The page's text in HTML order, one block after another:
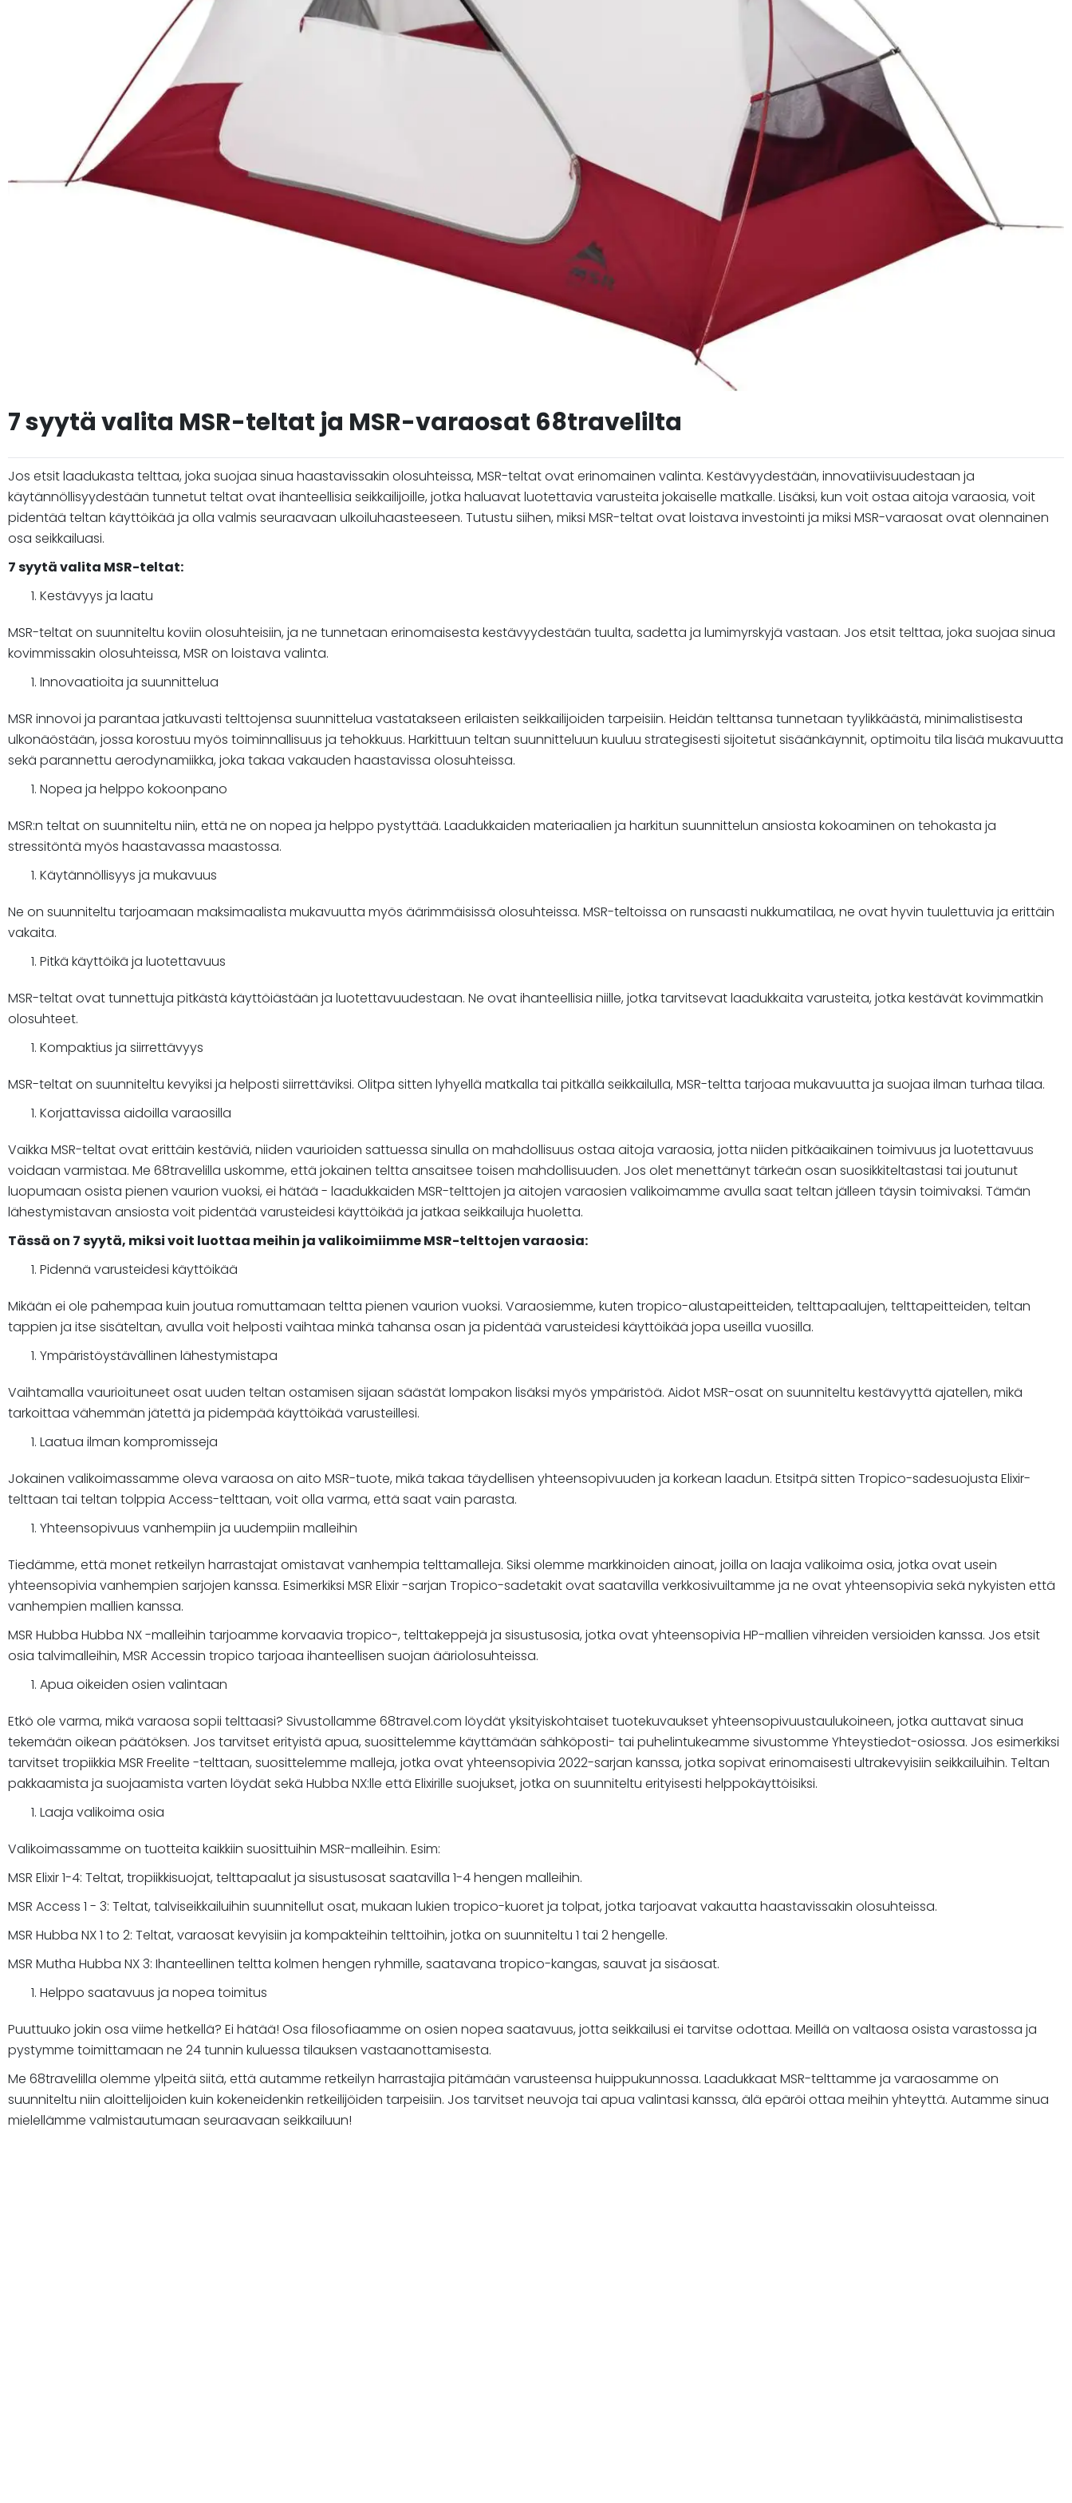
7 syytä valita MSR-teltat ja MSR-varaosat 68travelilta
Jos etsit laadukasta telttaa, joka suojaa sinua haastavissakin olosuhteissa, MSR-teltat ovat erinomainen valinta. Kestävyydestään, innovatiivisuudestaan ja
käytännöllisyydestään tunnetut teltat ovat ihanteellisia seikkailijoille, jotka haluavat luotettavia varusteita jokaiselle matkalle. Lisäksi, kun voit ostaa aitoja varaosia, voit
pidentää teltan käyttöikää ja olla valmis seuraavaan ulkoiluhaasteeseen. Tutustu siihen, miksi MSR-teltat ovat loistava investointi ja miksi MSR-varaosat ovat olennainen
osa seikkailuasi.
7 syytä valita MSR-teltat:
Kestävyys ja laatu
MSR-teltat on suunniteltu koviin olosuhteisiin, ja ne tunnetaan erinomaisesta kestävyydestään tuulta, sadetta ja lumimyrskyjä vastaan. Jos etsit telttaa, joka suojaa sinua
kovimmissakin olosuhteissa, MSR on loistava valinta.
Innovaatioita ja suunnittelua
MSR innovoi ja parantaa jatkuvasti telttojensa suunnittelua vastatakseen erilaisten seikkailijoiden tarpeisiin. Heidän telttansa tunnetaan tyylikkäästä, minimalistisesta
ulkonäöstään, jossa korostuu myös toiminnallisuus ja tehokkuus. Harkittuun teltan suunnitteluun kuuluu strategisesti sijoitetut sisäänkäynnit, optimoitu tila lisää mukavuutta
sekä parannettu aerodynamiikka, joka takaa vakauden haastavissa olosuhteissa.
Nopea ja helppo kokoonpano
MSR:n teltat on suunniteltu niin, että ne on nopea ja helppo pystyttää. Laadukkaiden materiaalien ja harkitun suunnittelun ansiosta kokoaminen on tehokasta ja
stressitöntä myös haastavassa maastossa.
Käytännöllisyys ja mukavuus
Ne on suunniteltu tarjoamaan maksimaalista mukavuutta myös äärimmäisissä olosuhteissa. MSR-teltoissa on runsaasti nukkumatilaa, ne ovat hyvin tuulettuvia ja erittäin
vakaita.
Pitkä käyttöikä ja luotettavuus
MSR-teltat ovat tunnettuja pitkästä käyttöiästään ja luotettavuudestaan. Ne ovat ihanteellisia niille, jotka tarvitsevat laadukkaita varusteita, jotka kestävät kovimmatkin
olosuhteet.
Kompaktius ja siirrettävyys
MSR-teltat on suunniteltu kevyiksi ja helposti siirrettäviksi. Olitpa sitten lyhyellä matkalla tai pitkällä seikkailulla, MSR-teltta tarjoaa mukavuutta ja suojaa ilman turhaa tilaa.
Korjattavissa aidoilla varaosilla
Vaikka MSR-teltat ovat erittäin kestäviä, niiden vaurioiden sattuessa sinulla on mahdollisuus ostaa aitoja varaosia, jotta niiden pitkäaikainen toimivuus ja luotettavuus
voidaan varmistaa. Me 68travelilla uskomme, että jokainen teltta ansaitsee toisen mahdollisuuden. Jos olet menettänyt tärkeän osan suosikkiteltastasi tai joutunut
luopumaan osista pienen vaurion vuoksi, ei hätää - laadukkaiden MSR-telttojen ja aitojen varaosien valikoimamme avulla saat teltan jälleen täysin toimivaksi. Tämän
lähestymistavan ansiosta voit pidentää varusteidesi käyttöikää ja jatkaa seikkailuja huoletta.
Tässä on 7 syytä, miksi voit luottaa meihin ja valikoimiimme MSR-telttojen varaosia:
Pidennä varusteidesi käyttöikää
Mikään ei ole pahempaa kuin joutua romuttamaan teltta pienen vaurion vuoksi. Varaosiemme, kuten tropico-alustapeitteiden, telttapaalujen, telttapeitteiden, teltan
tappien ja itse sisäteltan, avulla voit helposti vaihtaa minkä tahansa osan ja pidentää varusteidesi käyttöikää jopa useilla vuosilla.
Ympäristöystävällinen lähestymistapa
Vaihtamalla vaurioituneet osat uuden teltan ostamisen sijaan säästät lompakon lisäksi myös ympäristöä. Aidot MSR-osat on suunniteltu kestävyyttä ajatellen, mikä
tarkoittaa vähemmän jätettä ja pidempää käyttöikää varusteillesi.
Laatua ilman kompromisseja
Jokainen valikoimassamme oleva varaosa on aito MSR-tuote, mikä takaa täydellisen yhteensopivuuden ja korkean laadun. Etsitpä sitten Tropico-sadesuojusta Elixir-
telttaan tai teltan tolppia Access-telttaan, voit olla varma, että saat vain parasta.
Yhteensopivuus vanhempiin ja uudempiin malleihin
Tiedämme, että monet retkeilyn harrastajat omistavat vanhempia telttamalleja. Siksi olemme markkinoiden ainoat, joilla on laaja valikoima osia, jotka ovat usein
yhteensopivia vanhempien sarjojen kanssa. Esimerkiksi MSR Elixir -sarjan Tropico-sadetakit ovat saatavilla verkkosivuiltamme ja ne ovat yhteensopivia sekä nykyisten että
vanhempien mallien kanssa.
MSR Hubba Hubba NX -malleihin tarjoamme korvaavia tropico-, telttakeppejä ja sisustusosia, jotka ovat yhteensopivia HP-mallien vihreiden versioiden kanssa. Jos etsit
osia talvimalleihin, MSR Accessin tropico tarjoaa ihanteellisen suojan ääriolosuhteissa.
Apua oikeiden osien valintaan
Etkö ole varma, mikä varaosa sopii telttaasi? Sivustollamme 68travel.com löydät yksityiskohtaiset tuotekuvaukset yhteensopivuustaulukoineen, jotka auttavat sinua
tekemään oikean päätöksen. Jos tarvitset erityistä apua, suosittelemme käyttämään sähköposti- tai puhelintukeamme sivustomme Yhteystiedot-osiossa. Jos esimerkiksi
tarvitset tropiikkia MSR Freelite -telttaan, suosittelemme malleja, jotka ovat yhteensopivia 2022-sarjan kanssa, jotka sopivat erinomaisesti ultrakevyisiin seikkailuihin. Teltan
pakkaamista ja suojaamista varten löydät sekä Hubba NX:lle että Elixirille suojukset, jotka on suunniteltu erityisesti helppokäyttöisiksi.
Laaja valikoima osia
Valikoimassamme on tuotteita kaikkiin suosittuihin MSR-malleihin. Esim:
MSR Elixir 1-4: Teltat, tropiikkisuojat, telttapaalut ja sisustusosat saatavilla 1-4 hengen malleihin.
MSR Access 1 - 3: Teltat, talviseikkailuihin suunnitellut osat, mukaan lukien tropico-kuoret ja tolpat, jotka tarjoavat vakautta haastavissakin olosuhteissa.
MSR Hubba NX 1 to 2: Teltat, varaosat kevyisiin ja kompakteihin telttoihin, jotka on suunniteltu 1 tai 2 hengelle.
MSR Mutha Hubba NX 3: Ihanteellinen teltta kolmen hengen ryhmille, saatavana tropico-kangas, sauvat ja sisäosat.
Helppo saatavuus ja nopea toimitus
Puuttuuko jokin osa viime hetkellä? Ei hätää! Osa filosofiaamme on osien nopea saatavuus, jotta seikkailusi ei tarvitse odottaa. Meillä on valtaosa osista varastossa ja
pystymme toimittamaan ne 24 tunnin kuluessa tilauksen vastaanottamisesta.
Me 68travelilla olemme ylpeitä siitä, että autamme retkeilyn harrastajia pitämään varusteensa huippukunnossa. Laadukkaat MSR-telttamme ja varaosamme on
suunniteltu niin aloittelijoiden kuin kokeneidenkin retkeilijöiden tarpeisiin. Jos tarvitset neuvoja tai apua valintasi kanssa, älä epäröi ottaa meihin yhteyttä. Autamme sinua
mielellämme valmistautumaan seuraavaan seikkailuun!